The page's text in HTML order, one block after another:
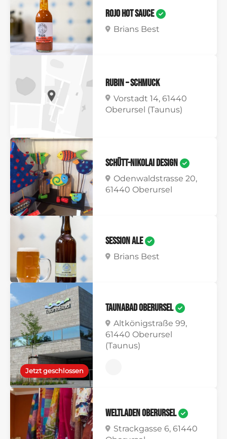
Rojo Hot Sauce
Brians Best
Rubin – Schmuck
Vorstadt 14, 61440
Oberursel (Taunus)
Schütt-Nikolai Design
Odenwaldstrasse 20,
61440 Oberursel
Session Ale
Brians Best
Jetzt geschlossen
TaunaBad Oberursel
Altkönigstraße 99,
61440 Oberursel
(Taunus)
Weltladen Oberursel
Strackgasse 6, 61440